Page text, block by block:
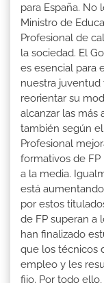
para España. No
Ministro de
Profesional de
la sociedad. El
es esencial para
nuestra juventud
reorientar su
alcanzar las más
también según
Profesional
formativos de FP
a la media.
está
por estos
de FP superan a
han finalizado
que los técnicos
empleo y les
fijo. Por todo